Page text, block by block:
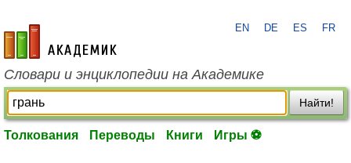
academic.ru
EN DE ES FR
Словари и энциклопедии на Академике
Найти!
Толкования Переводы Книги Игры ⚽